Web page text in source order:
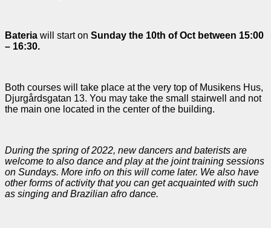
Bateria will start on Sunday the 10th of Oct between 15:00
– 16:30.
Both courses will take place at the very top of Musikens Hus,
Djurgårdsgatan 13. You may take the small stairwell and not
the main one located in the center of the building.
During the spring of 2022, new dancers and baterists are
welcome to also dance and play at the joint training sessions
on Sundays. More info on this will come later. We also have
other forms of activity that you can get acquainted with such
as singing and Brazilian afro dance.